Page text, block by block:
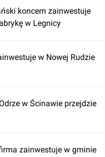
koncern zainwestuje
w Legnicy
w Nowej Rudzie
w Ścinawie przejdzie
zainwestuje w gminie